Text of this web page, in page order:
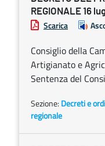
REGIONALE 16
Scarica
Consiglio della
Artigianato e
Sentenza del
Sezione: Decreti e
regionale